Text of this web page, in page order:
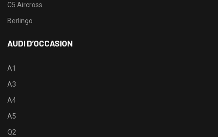
C5 Aircross
Berlingo
AUDI D’OCCASION
A1
A3
A4
A5
Q2